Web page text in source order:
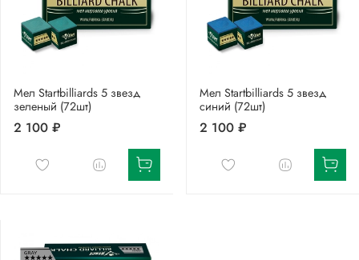
Мел Startbilliards 5 звезд
зеленый (72шт)
2 100 ₽
Мел Startbilliards 5 звезд
синий (72шт)
2 100 ₽